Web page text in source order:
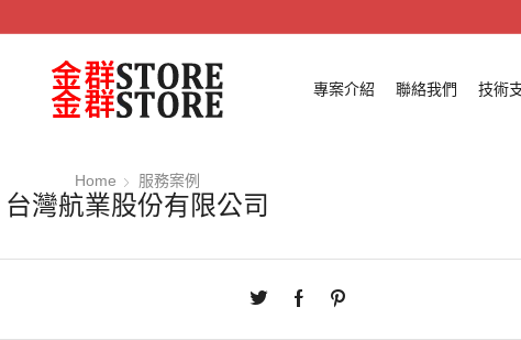
專案介紹 聯絡我們 技術
Home 服務案例
台灣航業股份有限公司